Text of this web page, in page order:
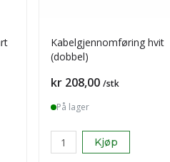
Kabelgjennomføring hvit
(dobbel)
Pris
kr 208,00 /stk
På lager
Kjøp